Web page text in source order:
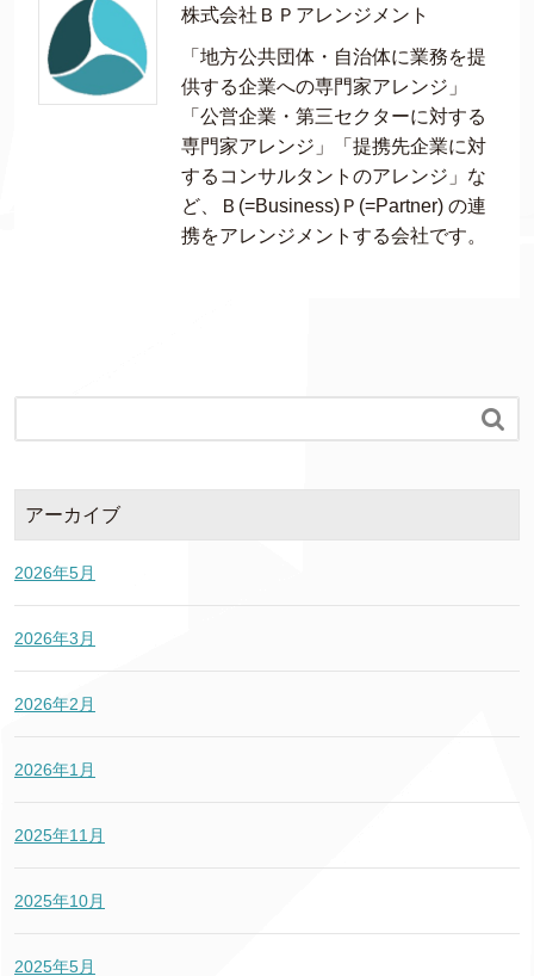
株式会社ＢＰアレンジメント
「地方公共団体・自治体に業務を提
供する企業への専門家アレンジ」
「公営企業・第三セクターに対する
専門家アレンジ」「提携先企業に対
するコンサルタントのアレンジ」な
ど、Ｂ(=Business)Ｐ(=Partner) の連
携をアレンジメントする会社です。

アーカイブ
2026年5月
2026年3月
2026年2月
2026年1月
2025年11月
2025年10月
2025年5月